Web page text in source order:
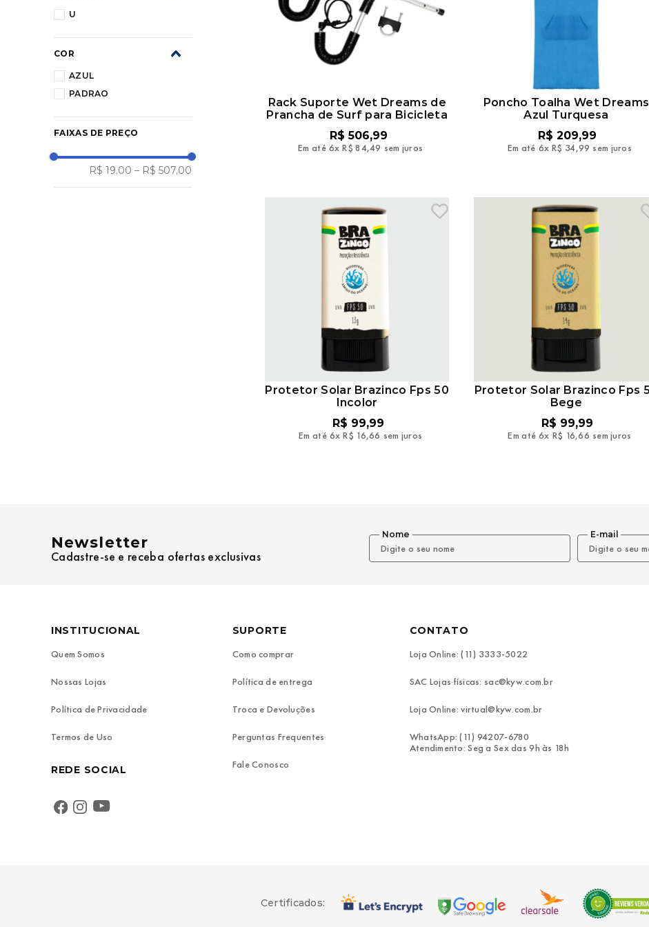
COR
AZUL
PADRAO
U
FAIXAS DE PREÇO
R$ 19,00 – R$ 507,00
Rack Suporte Wet Dreams de
Prancha de Surf para Bicicleta
R$ 506,99
Em até 6x R$ 84,49 sem juros
Poncho Toalha Wet Dreams
Azul Turquesa
R$ 209,99
Em até 6x R$ 34,99 sem juros
Protetor Solar Brazinco Fps 50
Incolor
R$ 99,99
Em até 6x R$ 16,66 sem juros
Protetor Solar Brazinco Fps
Bege
R$ 99,99
Em até 6x R$ 16,66 sem juros
Newsletter
Cadastre-se e receba ofertas exclusivas
Nome E-mail
INSTITUCIONAL
Quem Somos
Nossas Lojas
Política de Privacidade
Termos de Uso
REDE SOCIAL
SUPORTE
Como comprar
Política de entrega
Troca e Devoluções
Perguntas Frequentes
Fale Conosco
CONTATO
Loja Online: (11) 3333-5022
SAC Lojas físicas: sac@kyw.com.br
Loja Online: virtual@kyw.com.br
WhatsApp: (11) 94207-6780
Atendimento: Seg a Sex das 9h às 18h
Certificados: